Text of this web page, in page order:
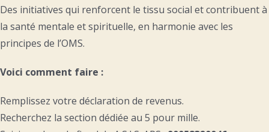
Des initiatives qui renforcent le tissu social et contribuent à
la santé mentale et spirituelle, en harmonie avec les
principes de l’OMS.
Voici comment faire :
Remplissez votre déclaration de revenus.
Recherchez la section dédiée au 5 pour mille.